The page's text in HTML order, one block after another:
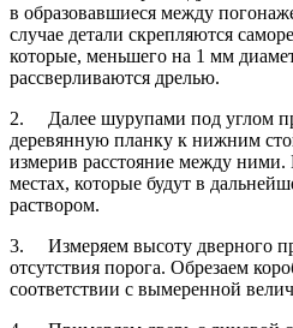
в образовавшиеся между
случае детали скрепляются
которые, меньшего на 1 мм
рассверливаются дрелью.
2.
Далее шурупами под углом
деревянную планку к нижним
измерив расстояние между ними.
местах, которые будут в
раствором.
3.
Измеряем высоту дверного
отсутствия порога. Обрезаем
соответствии с вымеренной